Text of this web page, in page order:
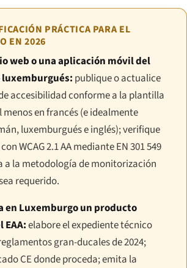
PRÁCTICA PARA EL
EN 2026
web o una aplicación móvil del
publique o actualice
accesibilidad conforme a la plantilla
menos en francés (e idealmente
luxemburgués e inglés); verifique
WCAG 2.1 AA mediante EN 301 549
a la metodología de monitorización
requerido.
en Luxemburgo un producto
EAA:elabore el expediente técnico
gran-ducales de 2024;
CE donde proceda; emita la